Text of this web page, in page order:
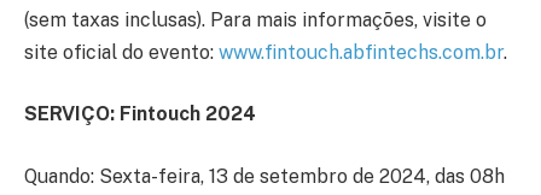
(sem taxas inclusas). Para mais informações, visite o
site oficial do evento: www.fintouch.abfintechs.com.br.
SERVIÇO: Fintouch 2024
Quando: Sexta-feira, 13 de setembro de 2024, das 08h